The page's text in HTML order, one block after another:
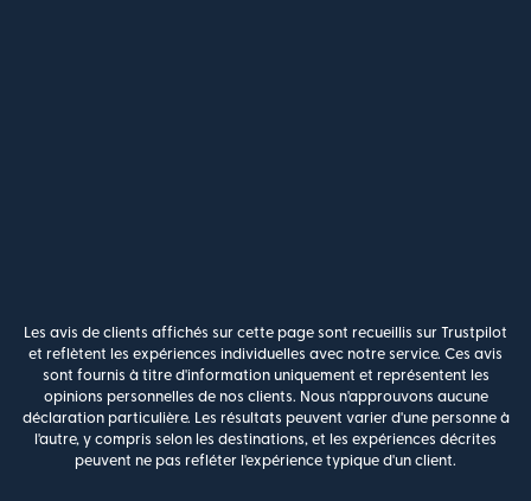
Les avis de clients affichés sur cette page sont recueillis sur Trustpilot
et reflètent les expériences individuelles avec notre service. Ces avis
sont fournis à titre d'information uniquement et représentent les
opinions personnelles de nos clients. Nous n'approuvons aucune
déclaration particulière. Les résultats peuvent varier d'une personne à
l'autre, y compris selon les destinations, et les expériences décrites
peuvent ne pas refléter l'expérience typique d'un client.